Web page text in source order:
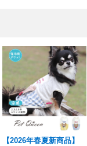
【2026年春夏新商品】